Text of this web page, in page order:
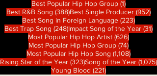
Best Popular Hip Hop Group (1)1 篇文章
Best R&B Song (388)388 篇文章
Best Single Producer (952)
Best Song in Foreign Language (223)223 篇
Best Trap Song (248)248 篇文章
Impact Song of the Year (31)
Most Popular Hip Hop Artist (626)626 篇文
Most Popular Hip Hop Group (74)74 篇文章
Most Popular Hip Hop Song (1,108)1,108 篇
Rising Star of the Year (323)323 篇文章
Song of the Year (1,075)
Young Blood (221)221 篇文章